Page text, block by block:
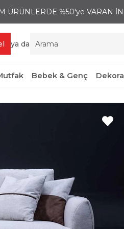
ÜRÜNLERDE %50'ye VARAN
ya da
Bebek & Genç